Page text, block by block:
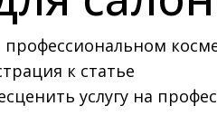
услугу на